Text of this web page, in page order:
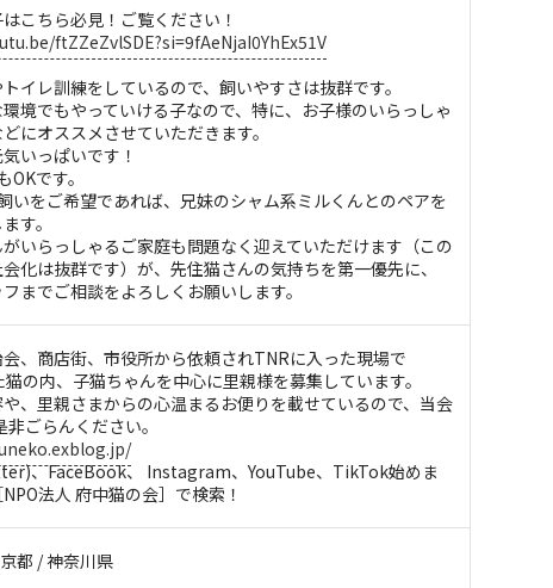
こちら必見！ご覧ください！
ftZZeZvlSDE?si=9fAeNjaI0YhEx51V
イレ訓練をしているので、飼いやすさは抜群です。
境でもやっていける子なので、特に、お子様のいらっしゃ
にオススメさせていただきます。
いっぱいです！
OKです。
いをご希望であれば、兄妹のシャム系ミルくんとのペアを
す。
いらっしゃるご家庭も問題なく迎えていただけます（この
化は抜群です）が、先住猫さんの気持ちを第一優先に、
までご相談をよろしくお願いします。
、商店街、市役所から依頼されTNRに入った現場で
の内、子猫ちゃんを中心に里親様を募集しています。
、里親さまからの心温まるお便りを載せているので、当会
ごらんください。
、FaceBook、 Instagram、YouTube、TikTok始めま
法人 府中猫の会］で検索！
都 / 神奈川県